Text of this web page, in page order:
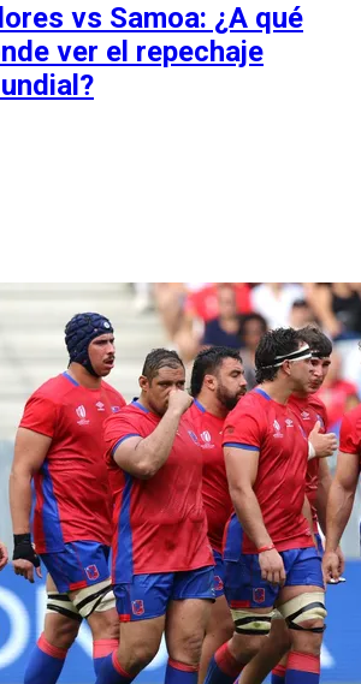
vs Samoa: ¿A qué
ver el repechaje